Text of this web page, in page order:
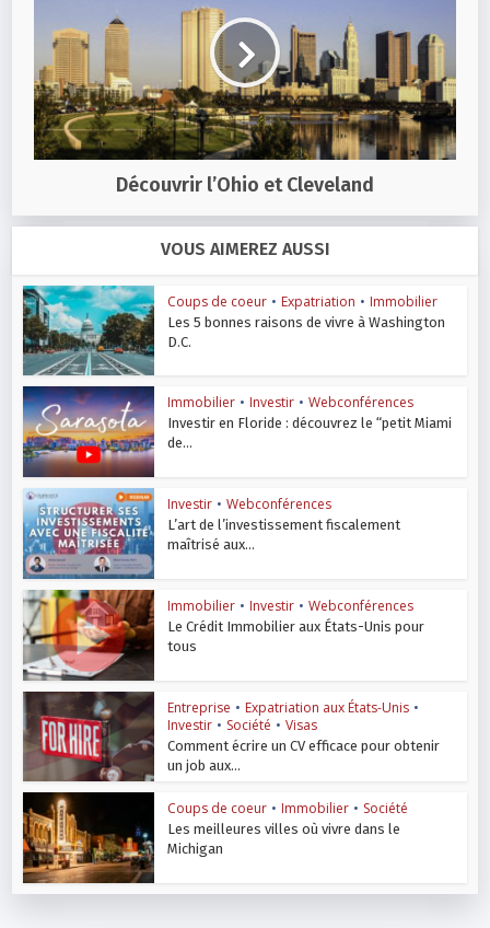
Découvrir l’Ohio et Cleveland
VOUS AIMEREZ AUSSI
Coups de coeur • Expatriation • Immobilier
Les 5 bonnes raisons de vivre à Washington
D.C.
Immobilier • Investir • Webconférences
Investir en Floride : découvrez le “petit Miami
de...
Investir • Webconférences
L’art de l’investissement fiscalement
maîtrisé aux...
Immobilier • Investir • Webconférences
Le Crédit Immobilier aux États-Unis pour
tous
Entreprise • Expatriation aux États-Unis •
Investir • Société • Visas
Comment écrire un CV efficace pour obtenir
un job aux...
Coups de coeur • Immobilier • Société
Les meilleures villes où vivre dans le
Michigan